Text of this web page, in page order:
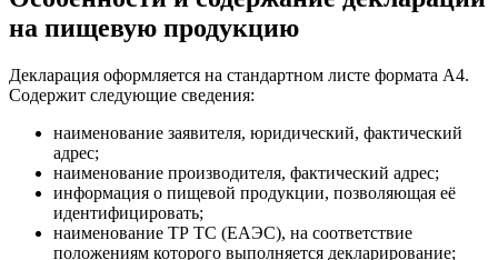
на пищевую продукцию
Декларация оформляется на стандартном листе формата А4.
Содержит следующие сведения:
наименование заявителя, юридический, фактический
адрес;
наименование производителя, фактический адрес;
информация о пищевой продукции, позволяющая её
идентифицировать;
наименование ТР ТС (ЕАЭС), на соответствие
положениям которого выполняется декларирование;